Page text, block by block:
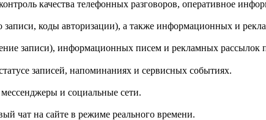
качества телефонных разговоров, оперативное
коды авторизации), а также информационных и
записи), информационных писем и рекламных рассылок
записей, напоминаниях и сервисных событиях.
и социальные сети.
чат на сайте в режиме реального времени.